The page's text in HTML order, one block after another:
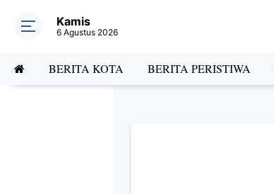
Kamis
6 Agustus 2026
BERITA KOTA BERITA PERISTIWA